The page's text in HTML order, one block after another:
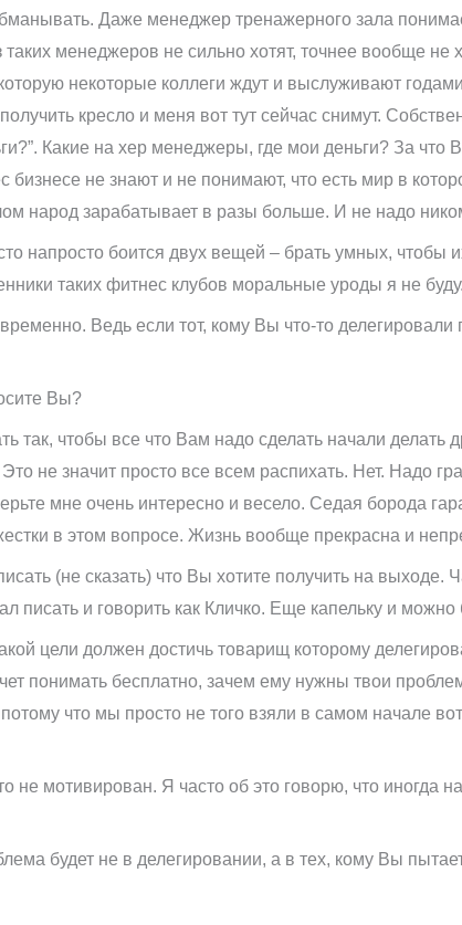
Даже менеджер тренажерного зала
менеджеров не сильно хотят, точнее вообще не
некоторые коллеги ждут и выслуживают
кресло и меня вот тут сейчас снимут.
Какие на хер менеджеры, где мои деньги? За что
бизнесе не знают и не понимают, что есть мир в
народ зарабатывает в разы больше. И не надо
напросто боится двух вещей – брать умных, чтобы
таких фитнес клубов моральные уроды я не
Ведь если тот, кому Вы что-то
Вы?
так, чтобы все что Вам надо сделать начали
не значит просто все всем распихать. Нет. Надо
мне очень интересно и весело. Седая борода
в этом вопросе. Жизнь вообще прекрасна и
(не сказать) что Вы хотите получить на выходе.
писать и говорить как Кличко. Еще капельку и можно
цели должен достичь товарищ которому
понимать бесплатно, зачем ему нужны твои
что мы просто не того взяли в самом начале
не мотивирован. Я часто об это говорю, что иногда
будет не в делегировании, а в тех, кому Вы